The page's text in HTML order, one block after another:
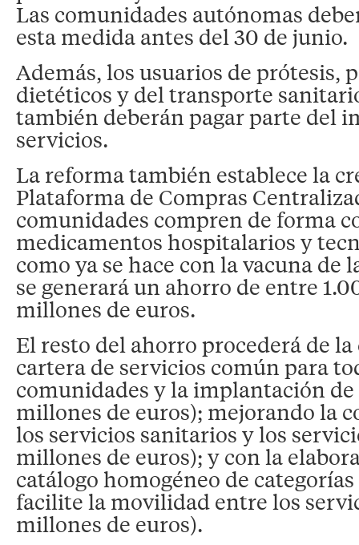
Las comunidades autónomas
esta medida antes del 30 de junio.
Además, los usuarios de prótesis,
dietéticos y del transporte
también deberán pagar parte del
servicios.
La reforma también establece la
Plataforma de Compras
comunidades compren de forma
medicamentos hospitalarios y
como ya se hace con la vacuna de
se generará un ahorro de entre
millones de euros.
El resto del ahorro procederá de
cartera de servicios común para
comunidades y la implantación de
millones de euros); mejorando la
los servicios sanitarios y los
millones de euros); y con la
catálogo homogéneo de
facilite la movilidad entre los
millones de euros).